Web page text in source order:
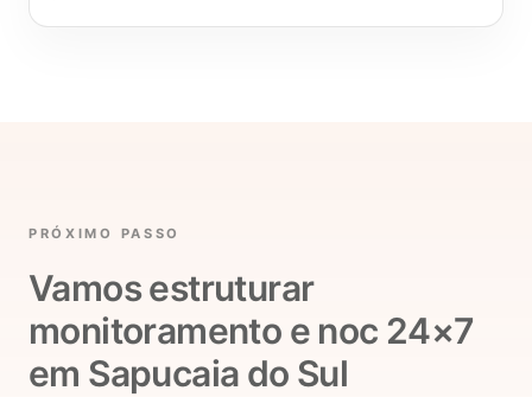
PRÓXIMO PASSO
Vamos estruturar
monitoramento e noc 24×7
em Sapucaia do Sul